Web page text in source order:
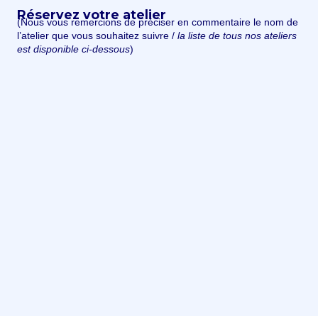
Réservez votre atelier
(Nous vous remercions de préciser en commentaire le nom de
l’atelier que vous souhaitez suivre / la liste de tous nos ateliers
est disponible ci-dessous)